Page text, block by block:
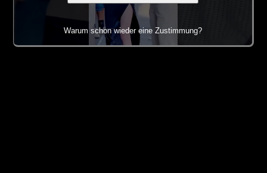
Warum schon wieder eine Zustimmung?